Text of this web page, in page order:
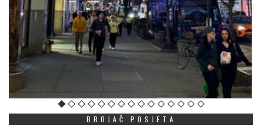
BROJAČ POSJETA